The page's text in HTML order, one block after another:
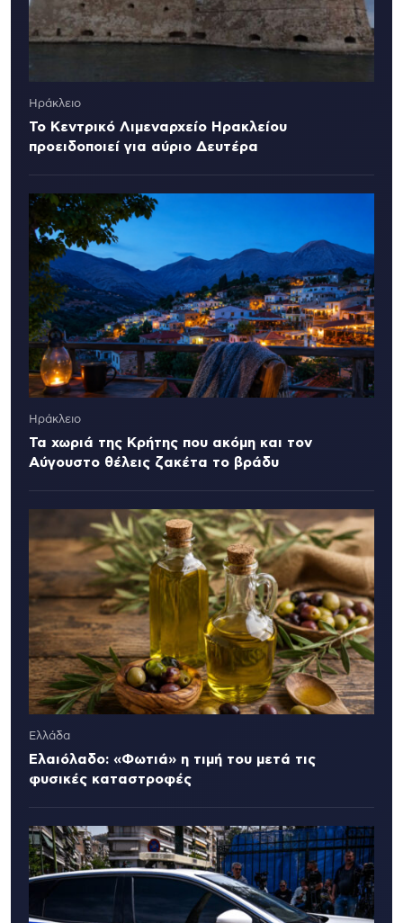
Ηράκλειο
Το Κεντρικό Λιμεναρχείο Ηρακλείου
προειδοποιεί για αύριο Δευτέρα
Ηράκλειο
Τα χωριά της Κρήτης που ακόμη και τον
Αύγουστο θέλεις ζακέτα το βράδυ
Ελλάδα
Ελαιόλαδο: «Φωτιά» η τιμή του μετά τις
φυσικές καταστροφές